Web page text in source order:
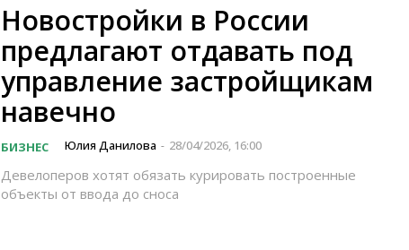
Новостройки в России
предлагают отдавать под
управление застройщикам
навечно
БИЗНЕС Юлия Данилова - 28/04/2026, 16:00
Девелоперов хотят обязать курировать построенные
объекты от ввода до сноса